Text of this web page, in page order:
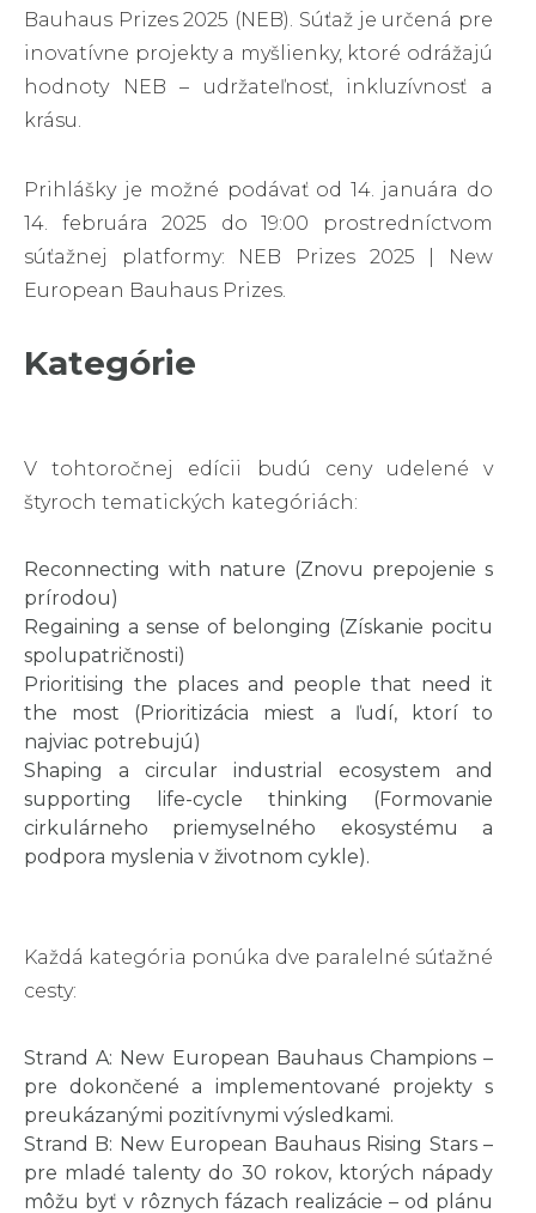
Bauhaus Prizes 2025 (NEB). Súťaž je určená pre
inovatívne projekty a myšlienky, ktoré odrážajú
hodnoty NEB – udržateľnosť, inkluzívnosť a
krásu.
Prihlášky je možné podávať od 14. januára do
14. februára 2025 do 19:00 prostredníctvom
súťažnej platformy: NEB Prizes 2025 | New
European Bauhaus Prizes.
Kategórie
V tohtoročnej edícii budú ceny udelené v
štyroch tematických kategóriách:
Reconnecting with nature (Znovu prepojenie s
prírodou)
Regaining a sense of belonging (Získanie pocitu
spolupatričnosti)
Prioritising the places and people that need it
the most (Prioritizácia miest a ľudí, ktorí to
najviac potrebujú)
Shaping a circular industrial ecosystem and
supporting life-cycle thinking (Formovanie
cirkulárneho priemyselného ekosystému a
podpora myslenia v životnom cykle).
Každá kategória ponúka dve paralelné súťažné
cesty:
Strand A: New European Bauhaus Champions –
pre dokončené a implementované projekty s
preukázanými pozitívnymi výsledkami.
Strand B: New European Bauhaus Rising Stars –
pre mladé talenty do 30 rokov, ktorých nápady
môžu byť v rôznych fázach realizácie – od plánu